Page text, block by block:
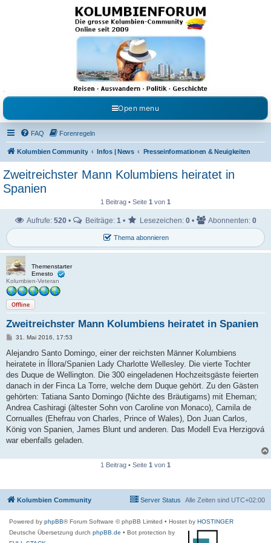
Kolumbienforum - Das
grosse Forum der
Freunde Kolumbiens
Reisen, Auswandern, Kultur, Politik, Geschichte und Visum in Kolumbien und Venezuela.
Austausch, Erfahrungen und Gemeinschaft im Kolumbienforum
Open menu
FAQ Forenregeln
Kolumbien Community Infos | News Presseinformationen & Neuigkeiten
Zweitreichster Mann Kolumbiens heiratet in
Spanien
1 Beitrag • Seite 1 von 1
Thema abonnieren
Aufrufe: 520 • Beiträge: 1 • Lesezeichen: 0 • Abonnenten: 0
Themenstarter
Ernesto
Kolumbien-Veteran
Offline
Zweitreichster Mann Kolumbiens heiratet in Spanien
B
i
r
a
31. Mai 2016, 17:53
Alejandro Santo Domingo, einer der reichsten Männer Kolumbiens
heiratete in Íllora/Spanien Lady Charlotte Wellesley. Die vierte Tochter
des Duque de Wellington. Die 300 eingeladenen Hochzeitsgäste feierten
danach in der Finca La Torre, welche dem Duque gehört. Zu den Gästen
gehörten: Tatiana Santo Domingo (Nichte des Bräutigams) mit Eheman;
Andrea Cashiragi (ältester Sohn von Caroline von Monaco), Camila de
Cornualles (Ehefrau von Charles, Prince of Wales), Don Juan Carlos,
König von Spanien, James Blunt und anderen. Das Modell Eva Herzigová
war ebenfalls geladen.
1 Beitrag • Seite 1 von 1
Kolumbien Community Alle Zeiten sind UTC+02:00
Server Status
Powered by phpBB® Forum Software © phpBB Limited • Hostet by HOSTINGER
Deutsche Übersetzung durch phpBB.de • Bot protection by